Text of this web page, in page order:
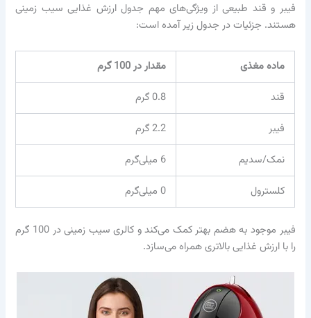
فیبر و قند طبیعی از ویژگی‌های مهم جدول ارزش غذایی سیب زمینی
هستند. جزئیات در جدول زیر آمده است:
ماده مغذی
مقدار در 100 گرم
قند
0.8 گرم
فیبر
2.2 گرم
نمک/سدیم
6 میلی‌گرم
کلسترول
0 میلی‌گرم
فیبر موجود به هضم بهتر کمک می‌کند و کالری سیب زمینی در 100 گرم
را با ارزش غذایی بالاتری همراه می‌سازد.